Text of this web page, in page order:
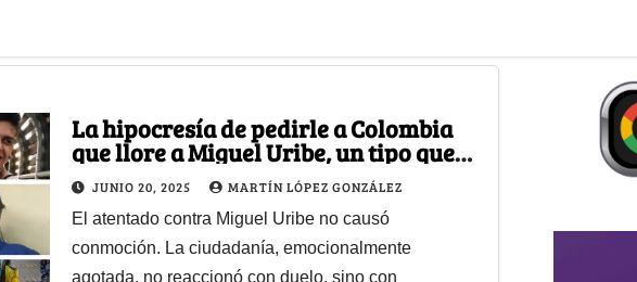
La hipocresía de pedirle a Colombia
que llore a Miguel Uribe, un tipo que
nunca lloró por nadie
JUNIO 20, 2025 MARTÍN LÓPEZ GONZÁLEZ
El atentado contra Miguel Uribe no causó
conmoción. La ciudadanía, emocionalmente
agotada, no reaccionó con duelo, sino con